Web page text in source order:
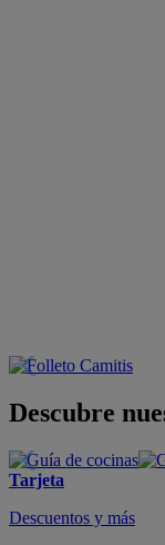
Descubre
Tarjeta
Descuentos y más